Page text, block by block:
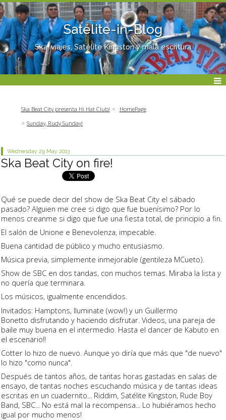
Satélite-in-Blog
Ska, viajes, Satélite Kingston y mala escritura
Ska Beat City presenta Hi Hat Club!
HomePage
Sunday, Rudy Sunday!
Wednesday 29 May 2013
Ska Beat City on fire!
Qué se puede decir del show de Ska Beat City el sábado
pasado? Alguien me cree si digo que fue buenísimo? Por lo
menos creanme si digo que fue una fiesta total, de principio a fin.
El salón de Unione e Benevolenza, impecable.
Buena cantidad de público y mucho entusiasmo.
Música previa, simplemente inmejorable (gentileza MCueto).
Show de SBC en dos tandas, con muchos temas. Miraba la lista y
no quería que terminara.
Los músicos, igualmente encendidos.
Invitados: Hamptons, Iluminate (wow!) y un Guillermo
Bonetto disfrutando y haciendo disfrutar. Videos, una pareja de
baile muy buena en el intermedio. Hasta el dancer de Kabuto en
el escenario!!
Cotter lo hizo de nuevo. Aunque yo diría que más que "de nuevo"
lo hizo "como nunca".
Después de tantos años, de tantas horas gastadas en salas de
ensayo, de tantas noches escuchando música y de tantas ideas
escritas en un cuadernito... Riddim, Satélite Kingston, Rude Boy
Band, SBC... No está mal la recompensa... Lo hubiéramos hecho
igual por mucho menos!